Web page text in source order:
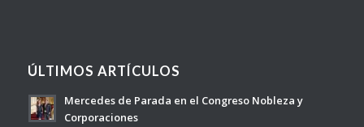
ÚLTIMOS ARTÍCULOS
Mercedes de Parada en el Congreso Nobleza y
Corporaciones